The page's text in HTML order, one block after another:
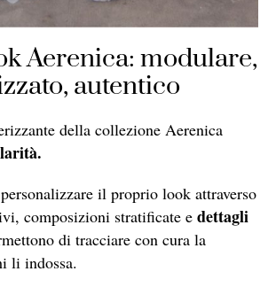
Aerenica: modulare,
autentico
della collezione Aerenica
il proprio look attraverso
composizioni stratificate e dettagli
di tracciare con cura la
li indossa.